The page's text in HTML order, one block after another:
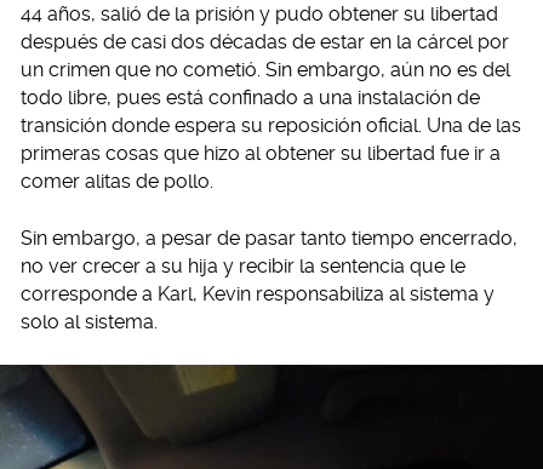
44 años, salió de la prisión y pudo obtener su libertad
después de casi dos décadas de estar en la cárcel por
un crimen que no cometió. Sin embargo, aún no es del
todo libre, pues está confinado a una instalación de
transición donde espera su reposición oficial. Una de las
primeras cosas que hizo al obtener su libertad fue ir a
comer alitas de pollo.
Sin embargo, a pesar de pasar tanto tiempo encerrado,
no ver crecer a su hija y recibir la sentencia que le
corresponde a Karl, Kevin responsabiliza al sistema y
solo al sistema.